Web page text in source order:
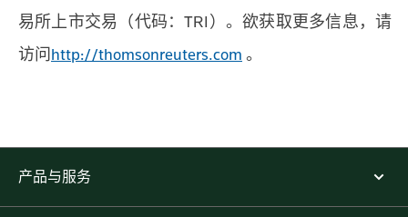
易所上市交易（代码：TRI）。欲获取更多信息，请
访问http://thomsonreuters.com 。
产品与服务